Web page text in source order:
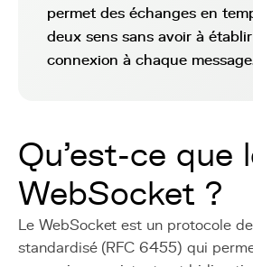
permet des échanges en
deux sens sans avoir à
connexion à chaque
Qu'est-ce que
WebSocket ?
Le WebSocket est un protocole
standardisé (RFC 6455) qui